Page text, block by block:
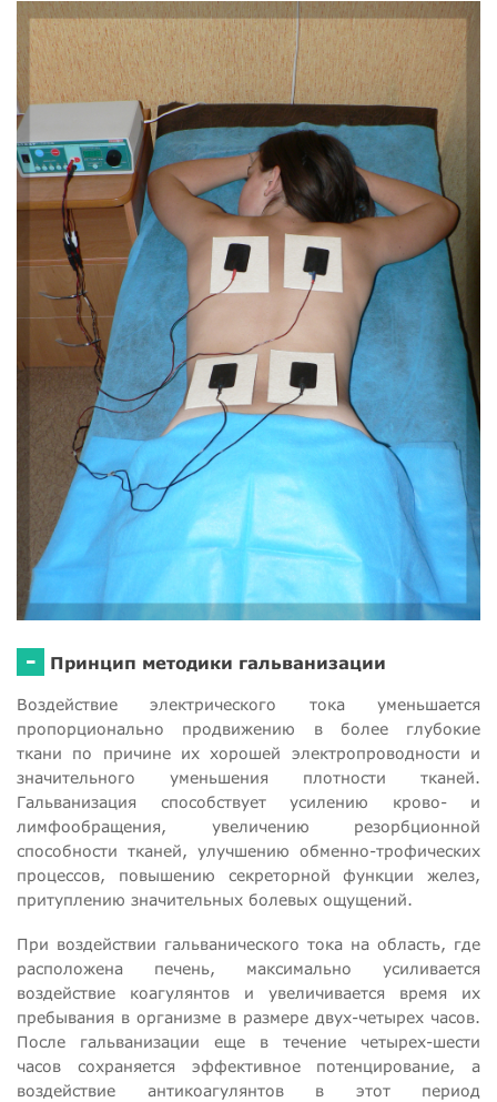
- Принцип методики гальванизации
Воздействие электрического тока уменьшается
пропорционально продвижению в более глубокие
ткани по причине их хорошей электропроводности и
значительного уменьшения плотности тканей.
Гальванизация способствует усилению крово- и
лимфообращения, увеличению резорбционной
способности тканей, улучшению обменно-трофических
процессов, повышению секреторной функции желез,
притуплению значительных болевых ощущений.
При воздействии гальванического тока на область, где
расположена печень, максимально усиливается
воздействие коагулянтов и увеличивается время их
пребывания в организме в размере двух-четырех часов.
После гальванизации еще в течение четырех-шести
часов сохраняется эффективное потенцирование, а
воздействие антикоагулянтов в этот период